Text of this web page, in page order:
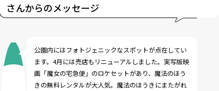
さんからのメッセージ
公園内にはフォトジェニックなスポットが点在してい
ます。4月には売店もリニューアルしました。実写版映
画「魔女の宅急便」のロケセットがあり、魔法のほう
きの無料レンタルが大人気。魔法のほうきにまたがれ